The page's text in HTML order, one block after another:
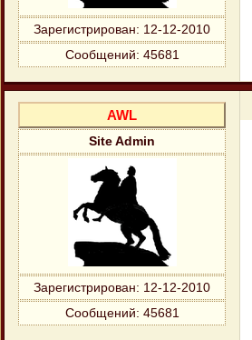
Зарегистрирован: 12-12-2010
Сообщений: 45681
AWL
Site Admin
Зарегистрирован: 12-12-2010
Сообщений: 45681